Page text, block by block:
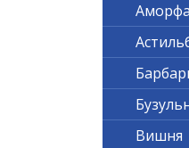
Аморфа
Вишня